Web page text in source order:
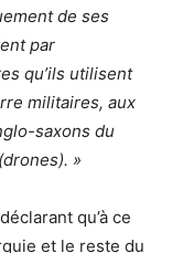
de ses
par
qu’ils utilisent
militaires, aux
saxons du
»
qu’à ce
et le reste du